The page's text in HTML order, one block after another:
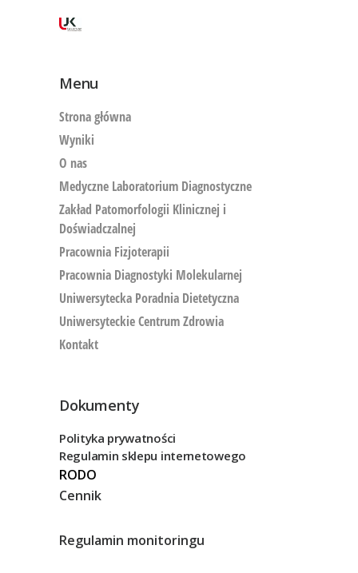
Menu
Strona główna
Wyniki
O nas
Medyczne Laboratorium Diagnostyczne
Zakład Patomorfologii Klinicznej i
Doświadczalnej
Pracownia Fizjoterapii
Pracownia Diagnostyki Molekularnej
Uniwersytecka Poradnia Dietetyczna
Uniwersyteckie Centrum Zdrowia
Kontakt
Dokumenty
Polityka prywatności
Regulamin sklepu internetowego
RODO
Cennik
Regulamin monitoringu